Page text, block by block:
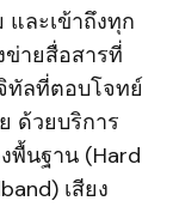
และเข้าถึงทุก
ายสื่อสารที่
ทัลที่ตอบโจทย์
ด้วยบริการ
พื้นฐาน (Hard
เสียง